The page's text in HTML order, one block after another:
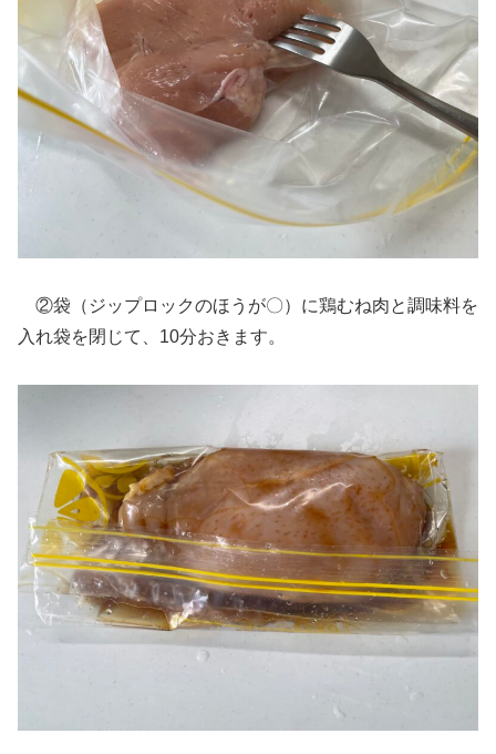
②袋（ジップロックのほうが〇）に鶏むね肉と調味料を
入れ袋を閉じて、10分おきます。